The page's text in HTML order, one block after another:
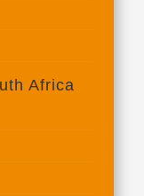
Africa